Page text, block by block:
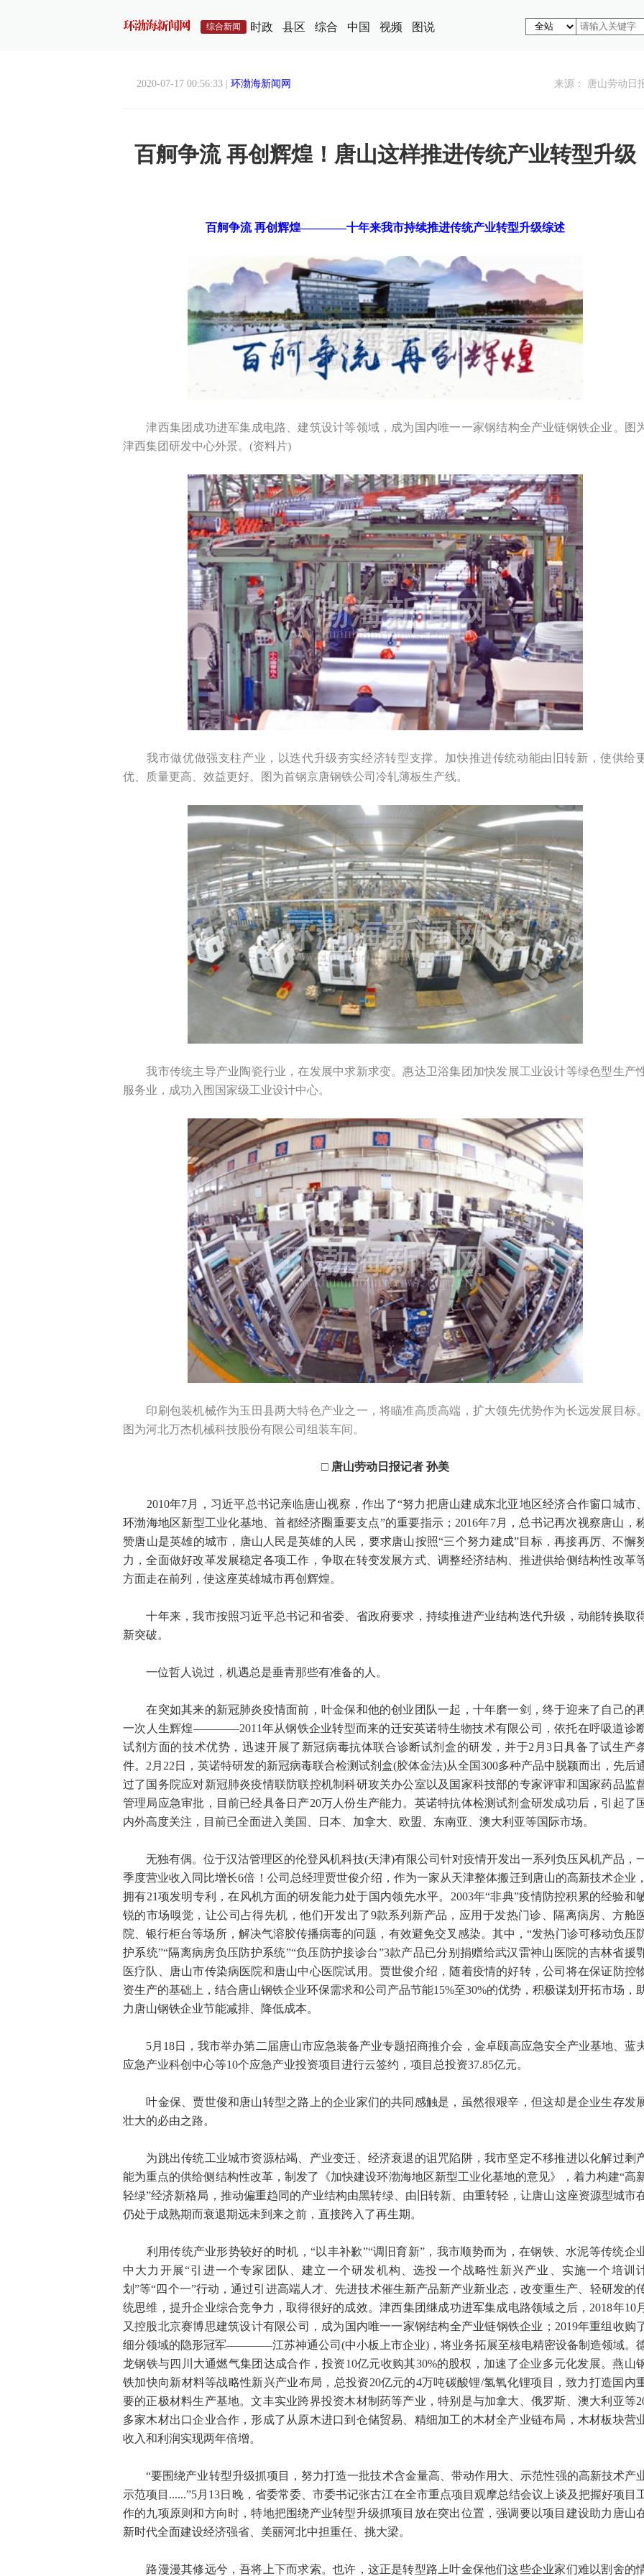
综合新闻 时政 县区 综合 中国 视频 图说
2020-07-17 00:56:33 | 环渤海新闻网 来源： 唐山劳动日
百舸争流 再创辉煌！唐山这样推进传统产业转型升级
百舸争流 再创辉煌————十年来我市持续推进传统产业转型升级综述
津西集团成功进军集成电路、建筑设计等领域，成为国内唯一一家钢结构全产业链钢铁企业。图
津西集团研发中心外景。(资料片)
我市做优做强支柱产业，以迭代升级夯实经济转型支撑。加快推进传统动能由旧转新，使供给
优、质量更高、效益更好。图为首钢京唐钢铁公司冷轧薄板生产线。
我市传统主导产业陶瓷行业，在发展中求新求变。惠达卫浴集团加快发展工业设计等绿色型生产
服务业，成功入围国家级工业设计中心。
印刷包装机械作为玉田县两大特色产业之一，将瞄准高质高端，扩大领先优势作为长远发展目标
图为河北万杰机械科技股份有限公司组装车间。
□ 唐山劳动日报记者 孙美
2010年7月，习近平总书记亲临唐山视察，作出了“努力把唐山建成东北亚地区经济合作窗口城市
环渤海地区新型工业化基地、首都经济圈重要支点”的重要指示；2016年7月，总书记再次视察唐山，
赞唐山是英雄的城市，唐山人民是英雄的人民，要求唐山按照“三个努力建成”目标，再接再厉、不懈
力，全面做好改革发展稳定各项工作，争取在转变发展方式、调整经济结构、推进供给侧结构性改革
方面走在前列，使这座英雄城市再创辉煌。
十年来，我市按照习近平总书记和省委、省政府要求，持续推进产业结构迭代升级，动能转换取
新突破。
一位哲人说过，机遇总是垂青那些有准备的人。
在突如其来的新冠肺炎疫情面前，叶金保和他的创业团队一起，十年磨一剑，终于迎来了自己的
一次人生辉煌————2011年从钢铁企业转型而来的迁安英诺特生物技术有限公司，依托在呼吸道诊
试剂方面的技术优势，迅速开展了新冠病毒抗体联合诊断试剂盒的研发，并于2月3日具备了试生产
件。2月22日，英诺特研发的新冠病毒联合检测试剂盒(胶体金法)从全国300多种产品中脱颖而出，先后
过了国务院应对新冠肺炎疫情联防联控机制科研攻关办公室以及国家科技部的专家评审和国家药品监
管理局应急审批，目前已经具备日产20万人份生产能力。英诺特抗体检测试剂盒研发成功后，引起了
内外高度关注，目前已全面进入美国、日本、加拿大、欧盟、东南亚、澳大利亚等国际市场。
无独有偶。位于汉沽管理区的伦登风机科技(天津)有限公司针对疫情开发出一系列负压风机产品，
季度营业收入同比增长6倍！公司总经理贾世俊介绍，作为一家从天津整体搬迁到唐山的高新技术企业
拥有21项发明专利，在风机方面的研发能力处于国内领先水平。2003年“非典”疫情防控积累的经验和
锐的市场嗅觉，让公司占得先机，他们开发出了9款系列新产品，应用于发热门诊、隔离病房、方舱
院、银行柜台等场所，解决气溶胶传播病毒的问题，有效避免交叉感染。其中，“发热门诊可移动负压
护系统”“隔离病房负压防护系统”“负压防护接诊台”3款产品已分别捐赠给武汉雷神山医院的吉林省援
医疗队、唐山市传染病医院和唐山中心医院试用。贾世俊介绍，随着疫情的好转，公司将在保证防控
资生产的基础上，结合唐山钢铁企业环保需求和公司产品节能15%至30%的优势，积极谋划开拓市场，
力唐山钢铁企业节能减排、降低成本。
5月18日，我市举办第二届唐山市应急装备产业专题招商推介会，金卓颐高应急安全产业基地、蓝
应急产业科创中心等10个应急产业投资项目进行云签约，项目总投资37.85亿元。
叶金保、贾世俊和唐山转型之路上的企业家们的共同感触是，虽然很艰辛，但这却是企业生存发
壮大的必由之路。
为跳出传统工业城市资源枯竭、产业变迁、经济衰退的诅咒陷阱，我市坚定不移推进以化解过剩
能为重点的供给侧结构性改革，制发了《加快建设环渤海地区新型工业化基地的意见》，着力构建“高
轻绿”经济新格局，推动偏重趋同的产业结构由黑转绿、由旧转新、由重转轻，让唐山这座资源型城市
仍处于成熟期而衰退期远未到来之前，直接跨入了再生期。
利用传统产业形势较好的时机，“以丰补歉”“调旧育新”，我市顺势而为，在钢铁、水泥等传统企
中大力开展“引进一个专家团队、建立一个研发机构、选投一个战略性新兴产业、实施一个培训
划”等“四个一”行动，通过引进高端人才、先进技术催生新产品新产业新业态，改变重生产、轻研发的
统思维，提升企业综合竞争力，取得很好的成效。津西集团继成功进军集成电路领域之后，2018年10
又控股北京赛博思建筑设计有限公司，成为国内唯一一家钢结构全产业链钢铁企业；2019年重组收购
细分领域的隐形冠军————江苏神通公司(中小板上市企业)，将业务拓展至核电精密设备制造领域。
龙钢铁与四川大通燃气集团达成合作，投资10亿元收购其30%的股权，加速了企业多元化发展。燕山
铁加快向新材料等战略性新兴产业布局，总投资20亿元的4万吨碳酸锂/氢氧化锂项目，致力打造国内
要的正极材料生产基地。文丰实业跨界投资木材制药等产业，特别是与加拿大、俄罗斯、澳大利亚等
多家木材出口企业合作，形成了从原木进口到仓储贸易、精细加工的木材全产业链布局，木材板块营
收入和利润实现两年倍增。
“要围绕产业转型升级抓项目，努力打造一批技术含金量高、带动作用大、示范性强的高新技术产
示范项目......”5月13日晚，省委常委、市委书记张古江在全市重点项目观摩总结会议上谈及把握好项目
作的九项原则和方向时，特地把围绕产业转型升级抓项目放在突出位置，强调要以项目建设助力唐山
新时代全面建设经济强省、美丽河北中担重任、挑大梁。
路漫漫其修远兮，吾将上下而求索。也许，这正是转型路上叶金保他们这些企业家们难以割舍的